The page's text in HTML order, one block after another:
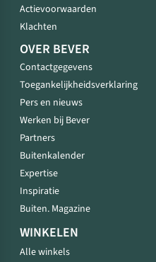
Actievoorwaarden
Klachten
OVER BEVER
Contactgegevens
Toegankelijkheidsverklaring
Pers en nieuws
Werken bij Bever
Partners
Buitenkalender
Expertise
Inspiratie
Buiten. Magazine
WINKELEN
Alle winkels